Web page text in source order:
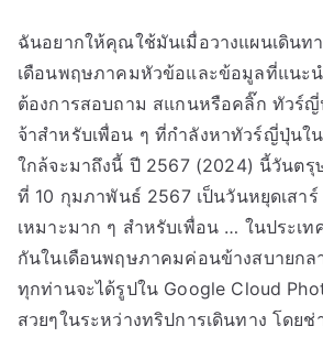
ฉันอยากให้คุณใช้มันเมื่อวางแผนเดินท
เดือนพฤษภาคมหัวข้อและข้อมูลที่แนะ
ต้องการสอบถาม สแกนหรือคลิ๊ก ทัวร์
จ้าสำหรับเพื่อน ๆ ที่กำลังหาทัวร์ญี่ปุ่นใ
ใกล้จะมาถึงนี้ ปี 2567 (2024) นี้วันตรุ
ที่ 10 กุมภาพันธ์ 2567 เป็นวันหยุดเสา
เหมาะมาก ๆ สำหรับเพื่อน … ในประเท
กันในเดือนพฤษภาคมค่อนข้างสบายกล
ทุกท่านจะได้รูปใน Google Cloud
สวยๆในระหว่างทริปการเดินทาง โดย